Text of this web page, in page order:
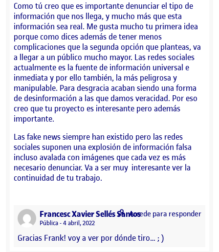
Como tú creo que es importante denunciar el tipo de
información que nos llega, y mucho más que esta
información sea real. Me gusta mucho tu primera idea
porque como dices además de tener menos
complicaciones que la segunda opción que planteas, va
a llegar a un público mucho mayor. Las redes sociales
actualmente es la fuente de información universal e
inmediata y por ello también, la más peligrosa y
manipulable. Para desgracia acaban siendo una forma
de desinformación a las que damos veracidad. Por eso
creo que tu proyecto es interesante pero además
importante.
Las fake news siempre han existido pero las redes
sociales suponen una explosión de información falsa
incluso avalada con imágenes que cada vez es más
necesario denunciar. Va a ser muy interesante ver la
continuidad de tu trabajo.
Francesc Xavier Sellés Santossays:
Visibilidad:
Pública 4 abril, 2022
Gracias Frank! voy a ver por dónde tiro… ; )
Accede para responder